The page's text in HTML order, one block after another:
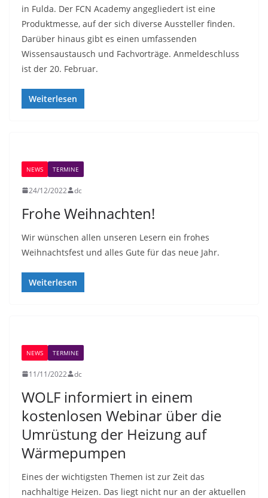
in Fulda. Der FCN Academy angegliedert ist eine
Produktmesse, auf der sich diverse Aussteller finden.
Darüber hinaus gibt es einen umfassenden
Wissensaustausch und Fachvorträge. Anmeldeschluss
ist der 20. Februar.
Weiterlesen
NEWS TERMINE
24/12/2022 dc
Frohe Weihnachten!
Wir wünschen allen unseren Lesern ein frohes
Weihnachtsfest und alles Gute für das neue Jahr.
Weiterlesen
NEWS TERMINE
11/11/2022 dc
WOLF informiert in einem
kostenlosen Webinar über die
Umrüstung der Heizung auf
Wärmepumpen
Eines der wichtigsten Themen ist zur Zeit das
nachhaltige Heizen. Das liegt nicht nur an der aktuellen